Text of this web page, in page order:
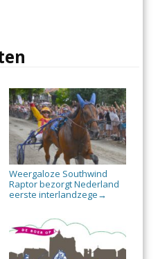
Weergaloze Southwind
Raptor bezorgt Nederland
eerste interlandzege →